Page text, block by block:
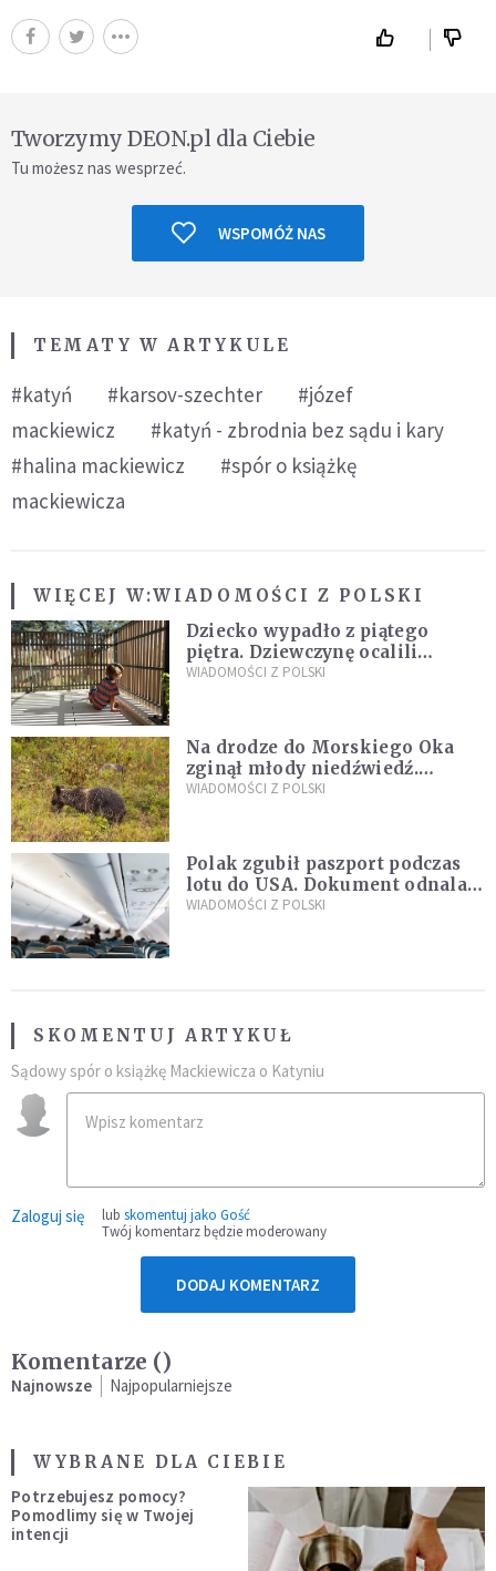
Tworzymy DEON.pl dla Ciebie
Tu możesz nas wesprzeć.
WSPOMÓŻ NAS
TEMATY W ARTYKULE
#katyń #karsov-szechter
#józef
mackiewicz
#katyń - zbrodnia bez sądu i kary
#halina mackiewicz
#spór o książkę
mackiewicza
WIĘCEJ W:WIADOMOŚCI Z POLSKI
Dziecko wypadło z piątego
piętra. Dziewczynę ocalili
sąsiedzi
WIADOMOŚCI Z POLSKI
Na drodze do Morskiego Oka
zginął młody niedźwiedź.
Sprawę bada Policja i TPN
WIADOMOŚCI Z POLSKI
Polak zgubił paszport podczas
lotu do USA. Dokument odnalazł
się w nietypowym miejscu
WIADOMOŚCI Z POLSKI
SKOMENTUJ ARTYKUŁ
Sądowy spór o książkę Mackiewicza o Katyniu
Zaloguj się lub skomentuj jako Gość
Twój komentarz będzie moderowany
DODAJ KOMENTARZ
Komentarze ()
Najnowsze Najpopularniejsze
WYBRANE DLA CIEBIE
Potrzebujesz pomocy?
Pomodlimy się w Twojej
intencji